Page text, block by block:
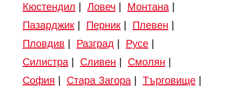
Кюстендил
Ловеч Монтана|
Пазарджик| Перник| Плевен
Пловдив
Разград Русе|
Силистра| Сливен Смолян
София
Стара Загора| Търговище|